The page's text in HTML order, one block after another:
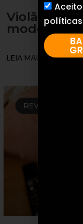
Violão
modelos?
LEIA MAIS »
REVIEW DE